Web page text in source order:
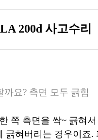
200d 사고수리
요? 측면 모두 긁힘
쪽 측면을 싹~ 긁혀
혀버리는 경우이죠